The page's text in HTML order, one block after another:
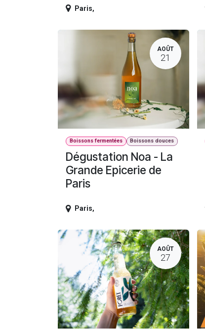
Paris,
AOÛT
21
Boissons fermentées Boissons douces
Dégustation Noa - La
Grande Epicerie de
Paris
Paris,
AOÛT
27